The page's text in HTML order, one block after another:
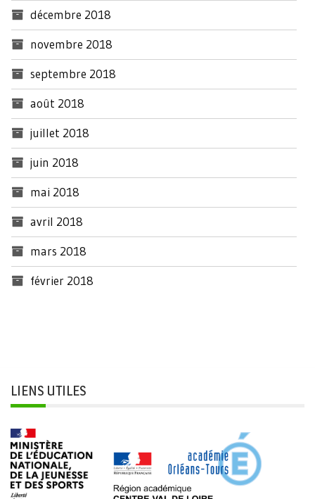
décembre 2018
novembre 2018
septembre 2018
août 2018
juillet 2018
juin 2018
mai 2018
avril 2018
mars 2018
février 2018
LIENS UTILES